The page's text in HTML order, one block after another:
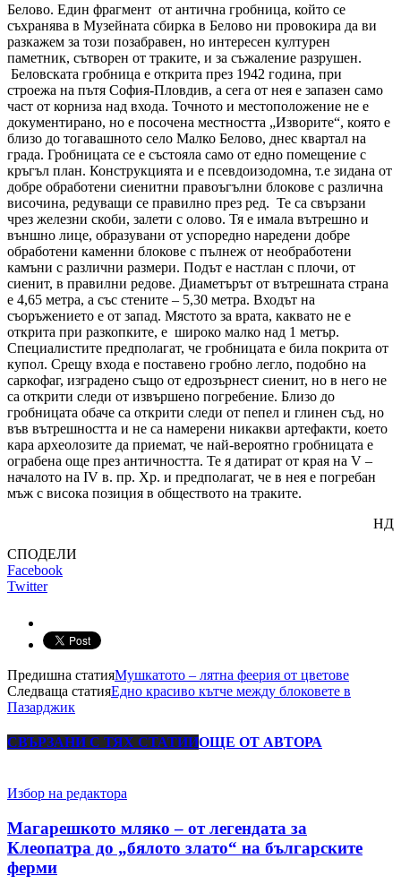
Белово. Един фрагмент от антична гробница, който се
съхранява в Музейната сбирка в Белово ни провокира да ви
разкажем за този позабравен, но интересен културен
паметник, сътворен от траките, и за съжаление разрушен.
Беловската гробница е открита през 1942 година, при
строежа на пътя София-Пловдив, а сега от нея е запазен само
част от корниза над входа. Точното и местоположение не е
документирано, но е посочена местността „Изворите“, която е
близо до тогавашното село Малко Белово, днес квартал на
града. Гробницата се е състояла само от едно помещение с
кръгъл план. Конструкцията и е псевдоизодомна, т.е зидана от
добре обработени сиенитни правоъгълни блокове с различна
височина, редуващи се правилно през ред. Те са свързани
чрез железни скоби, залети с олово. Тя е имала вътрешно и
външно лице, образувани от успоредно наредени добре
обработени каменни блокове с пълнеж от необработени
камъни с различни размери. Подът е настлан с плочи, от
сиенит, в правилни редове. Диаметърът от вътрешната страна
е 4,65 метра, а със стените – 5,30 метра. Входът на
съоръжението е от запад. Мястото за врата, каквато не е
открита при разкопките, е широко малко над 1 метър.
Специалистите предполагат, че гробницата е била покрита от
купол. Срещу входа е поставено гробно легло, подобно на
саркофаг, изградено също от едрозърнест сиенит, но в него не
са открити следи от извършено погребение. Близо до
гробницата обаче са открити следи от пепел и глинен съд, но
във вътрешността и не са намерени никакви артефакти, което
кара археолозите да приемат, че най-вероятно гробницата е
ограбена още през античността. Те я датират от края на V –
началото на ІV в. пр. Хр. и предполагат, че в нея е погребан
мъж с висока позиция в обществото на траките.
НД
СПОДЕЛИ
Facebook
Twitter
Предишна статияМушкатото – лятна феерия от цветове
Следваща статияЕдно красиво кътче между блоковете в
Пазарджик
СВЪРЗАНИ С ТЯХ СТАТИИОЩЕ ОТ АВТОРА
Избор на редактора
Магарешкото мляко – от легендата за
Клеопатра до „бялото злато“ на българските
ферми